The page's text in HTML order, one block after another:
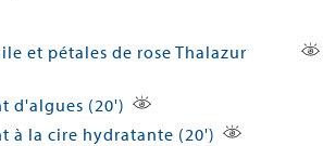
et pétales de rose Thalazur
d'algues (20')
à la cire hydratante (20')